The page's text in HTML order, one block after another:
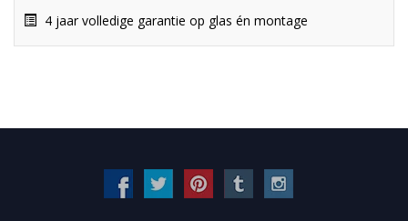
4 jaar volledige garantie op glas én montage